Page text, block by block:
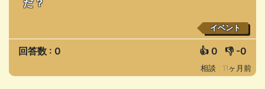
だ？
イベント
回答数 : 0 👍 0 👎 -0
相談 : 11ヶ月前